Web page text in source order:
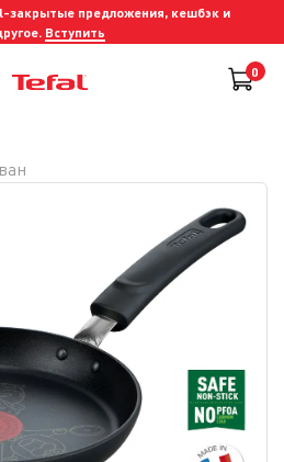
закрытые предложения, кешбэк и
Вступить
0